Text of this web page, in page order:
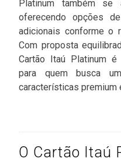
Platinum também
oferecendo opções
adicionais conforme o
Com proposta
Cartão Itaú Platinum é
para quem busca
características premium
O Cartão Itaú